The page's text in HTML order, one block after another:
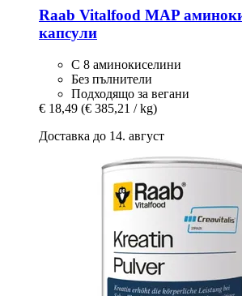
Raab Vitalfood MAP
капсули
С 8 аминокиселини
Без пълнители
Подходящо за вегани
€ 18,49 (€ 385,21 / kg)
Доставка до 14. август